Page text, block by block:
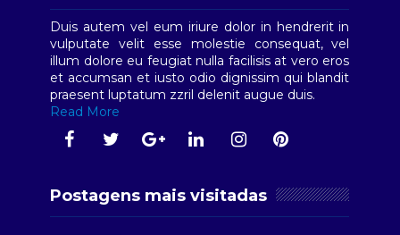
Duis autem vel eum iriure dolor in hendrerit in
vulputate velit esse molestie consequat, vel
illum dolore eu feugiat nulla facilisis at vero eros
et accumsan et iusto odio dignissim qui blandit
praesent luptatum zzril delenit augue duis.
Read More
Postagens mais visitadas